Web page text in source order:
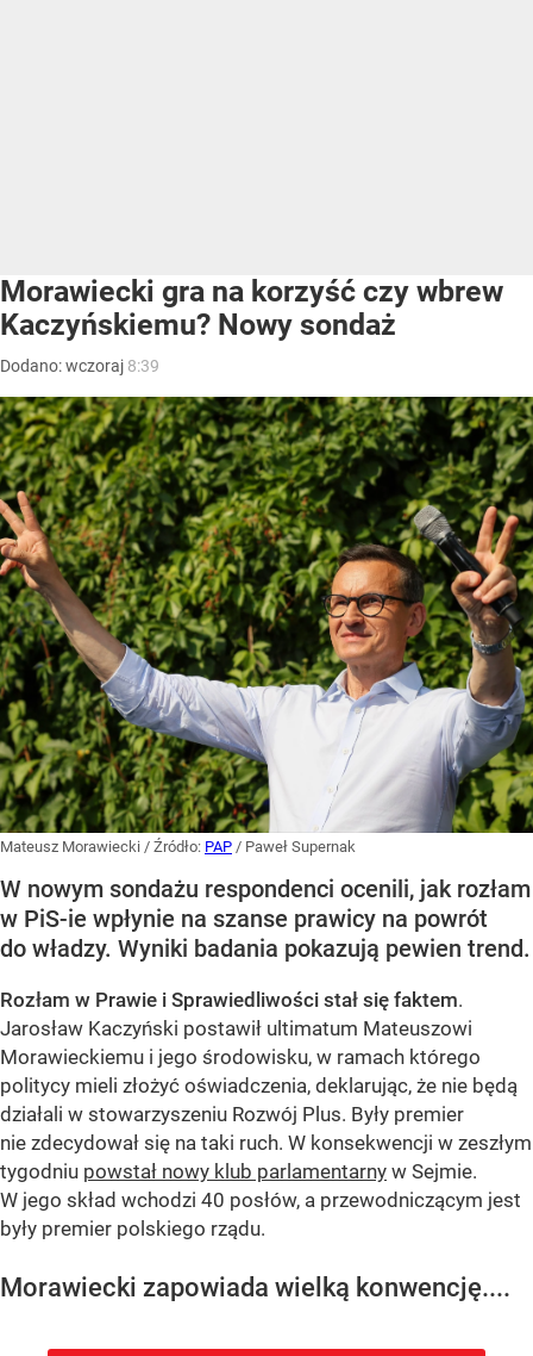
Morawiecki gra na korzyść czy wbrew
Kaczyńskiemu? Nowy sondaż
Dodano:wczoraj 8:39
Mateusz Morawiecki / Źródło: PAP / Paweł Supernak
W nowym sondażu respondenci ocenili, jak rozłam
w PiS-ie wpłynie na szanse prawicy na powrót
do władzy. Wyniki badania pokazują pewien trend.
Rozłam w Prawie i Sprawiedliwości stał się faktem.
Jarosław Kaczyński postawił ultimatum Mateuszowi
Morawieckiemu i jego środowisku, w ramach którego
politycy mieli złożyć oświadczenia, deklarując, że nie będą
działali w stowarzyszeniu Rozwój Plus. Były premier
nie zdecydował się na taki ruch. W konsekwencji w zeszłym
tygodniu powstał nowy klub parlamentarny w Sejmie.
W jego skład wchodzi 40 posłów, a przewodniczącym jest
były premier polskiego rządu.
Morawiecki zapowiada wielką konwencję....